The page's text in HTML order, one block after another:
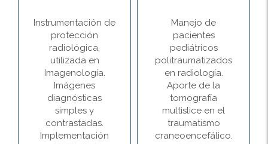
Instrumentación de
protección
radiológica,
utilizada en
Imagenología.
Imágenes
diagnósticas
simples y
contrastadas.
Implementación
Manejo de
pacientes
pediátricos
politraumatizados
en radiología.
Aporte de la
tomografía
multislice en el
traumatismo
craneoencefálico.